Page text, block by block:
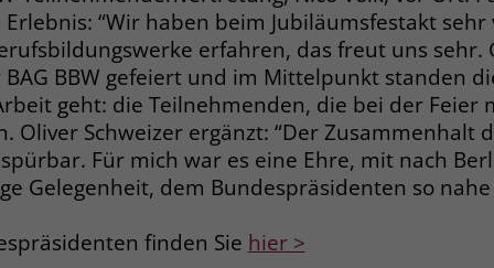
“Wir haben beim Jubiläumsfestakt
erfahren, das freut uns sehr.
BBW gefeiert und im Mittelpunkt standen
geht: die Teilnehmenden, die bei der Feier
Oliver Schweizer ergänzt: “Der Zusammenhalt
Für mich war es eine Ehre, mit nach
Gelegenheit, dem Bundespräsidenten so
finden Sie hier >
Name JSessionID
Anbieter jobs.stiftung-liebenau.de
Laufzeit Session
Zweck
Behält die Zustände des Benutzers bei allen
Seitenanfragen bei.
Laufzeit 90 Tage
Zweck
Dieses Cookie wird gesetzt, wenn ein User
über einen Klick auf eine Google
Werbeanzeige auf die Website gelangt. Es
enthält Informationen darüber, welche
Werbeanzeige geklickt wurde, sodass erzielte
Erfolge wie z.B. Bestellungen oder
Kontaktanfragen der Anzeige zugewiesen
werden können.